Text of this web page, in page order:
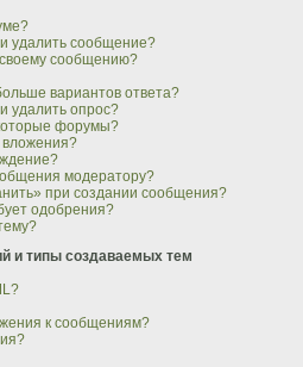
удалить сообщение?
своему сообщению?
вариантов ответа?
удалить опрос?
форумы?
вложения?
модератору?
при создании сообщения?
одобрения?
и типы создаваемых тем
к сообщениям?